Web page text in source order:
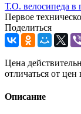
Т.О. велосипеда в
Первое
Поделиться
Цена
отличаться от
Описание